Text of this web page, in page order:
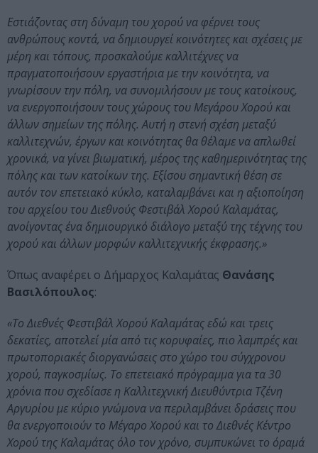
Εστιάζοντας στη δύναμη του χορού να φέρνει τους
ανθρώπους κοντά, να δημιουργεί κοινότητες και σχέσεις με
μέρη και τόπους, προσκαλούμε καλλιτέχνες να
πραγματοποιήσουν εργαστήρια με την κοινότητα, να
γνωρίσουν την πόλη, να συνομιλήσουν με τους κατοίκους,
να ενεργοποιήσουν τους χώρους του Μεγάρου Χορού και
άλλων σημείων της πόλης. Αυτή η στενή σχέση μεταξύ
καλλιτεχνών, έργων και κοινότητας θα θέλαμε να απλωθεί
χρονικά, να γίνει βιωματική, μέρος της καθημερινότητας της
πόλης και των κατοίκων της. Εξίσου σημαντική θέση σε
αυτόν τον επετειακό κύκλο, καταλαμβάνει και η αξιοποίηση
του αρχείου του Διεθνούς Φεστιβάλ Χορού Καλαμάτας,
ανοίγοντας ένα δημιουργικό διάλογο μεταξύ της τέχνης του
χορού και άλλων μορφών καλλιτεχνικής έκφρασης.»
Όπως αναφέρει ο Δήμαρχος Καλαμάτας Θανάσης
Βασιλόπουλος:
«Το Διεθνές Φεστιβάλ Χορού Καλαμάτας εδώ και τρεις
δεκατίες, αποτελεί μία από τις κορυφαίες, πιο λαμπρές και
πρωτοποριακές διοργανώσεις στο χώρο του σύγχρονου
χορού, παγκοσμίως. Το επετειακό πρόγραμμα για τα 30
χρόνια που σχεδίασε η Καλλιτεχνική Διευθύντρια Τζένη
Αργυρίου με κύριο γνώμονα να περιλαμβάνει δράσεις που
θα ενεργοποιούν το Μέγαρο Χορού και το Διεθνές Κέντρο
Χορού της Καλαμάτας όλο τον χρόνο, συμπυκώνει το όραμά